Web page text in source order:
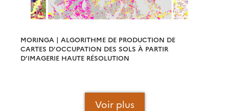
MORINGA | ALGORITHME DE PRODUCTION DE
CARTES D’OCCUPATION DES SOLS À PARTIR
D’IMAGERIE HAUTE RÉSOLUTION
Voir plus